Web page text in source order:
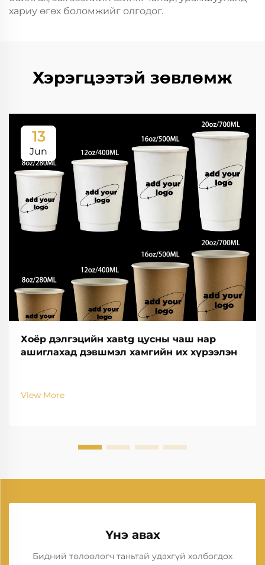
хариу өгөх боломжийг олгодог.
Хэрэгцээтэй зөвлөмж
13
Jun
Хоёр дэлгэцийн хавtg цусны чаш нар
ашиглахад дэвшмэл хамгийн их хүрээлэн
View More
Үнэ авах
Бидний төлөөлөгч таньтай удахгүй холбогдох